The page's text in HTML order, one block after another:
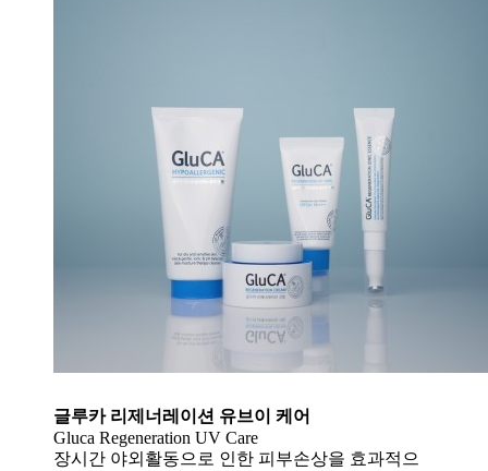
글루카 리제너레이션 유브이 케어
Gluca Regeneration UV Care
장시간 야외활동으로 인한 피부손상을 효과적으